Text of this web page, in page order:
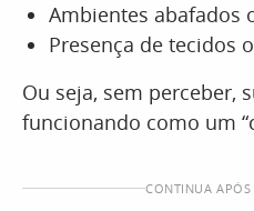
Ambientes abafados
Presença de tecidos
Ou seja, sem perceber,
funcionando como um
CONTINUA